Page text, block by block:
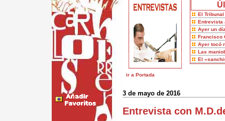
El
Entrevista
Ayer un
Francisco
Ayer tocó
Las
El
ir a Portada
3 de mayo de 2016
Entrevista con